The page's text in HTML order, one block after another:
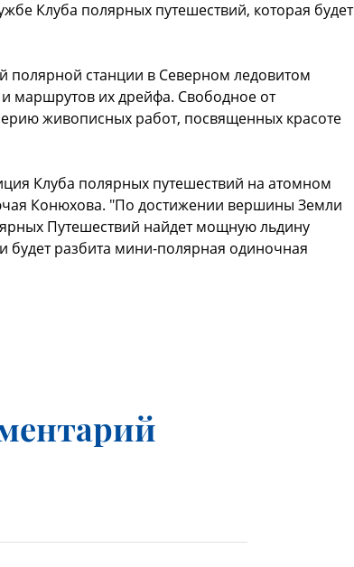
Клуба полярных путешествий, которая будет
станции в Северном ледовитом
и маршрутов их дрейфа. Свободное от
живописных работ, посвященных красоте
Клуба полярных путешествий на атомном
Конюхова. "По достижении вершины Земли
Путешествий найдет мощную льдину
будет разбита мини-полярная одиночная